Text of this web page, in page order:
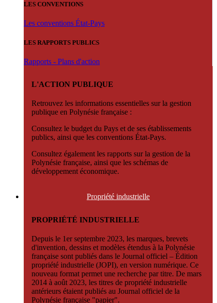
LES CONVENTIONS
Les conventions État-Pays
LES RAPPORTS PUBLICS
Rapports - Plans d'action
L'ACTION PUBLIQUE
Retrouvez les informations essentielles sur la gestion
publique en Polynésie française :
Consultez le budget du Pays et de ses établissements
publics, ainsi que les conventions État-Pays.
Consultez également les rapports sur la gestion de la
Polynésie française, ainsi que les schémas de
développement économique.
Propriété industrielle
PROPRIÉTÉ INDUSTRIELLE
Depuis le 1er septembre 2023, les marques, brevets
d'invention, dessins et modèles étendus à la Polynésie
française sont publiés dans le Journal officiel – Édition
propriété industrielle (JOPI), en version numérique. Ce
nouveau format permet une recherche par titre. De mars
2014 à août 2023, les titres de propriété industrielle
antérieurs étaient publiés au Journal officiel de la
Polynésie française "papier".